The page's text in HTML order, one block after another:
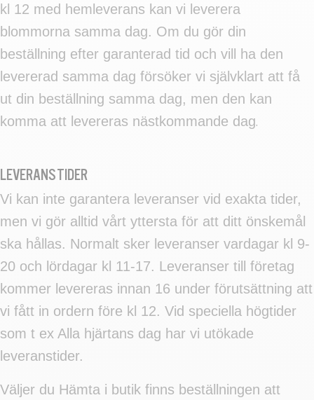
kl 12 med hemleverans kan vi leverera
blommorna samma dag. Om du gör din
beställning efter garanterad tid och vill ha den
levererad samma dag försöker vi självklart att få
ut din beställning samma dag, men den kan
komma att levereras nästkommande dag.
LEVERANSTIDER
Vi kan inte garantera leveranser vid exakta tider,
men vi gör alltid vårt yttersta för att ditt önskemål
ska hållas. Normalt sker leveranser vardagar kl 9-
20 och lördagar kl 11-17. Leveranser till företag
kommer levereras innan 16 under förutsättning att
vi fått in ordern före kl 12. Vid speciella högtider
som t ex Alla hjärtans dag har vi utökade
leveranstider.
Väljer du Hämta i butik finns beställningen att